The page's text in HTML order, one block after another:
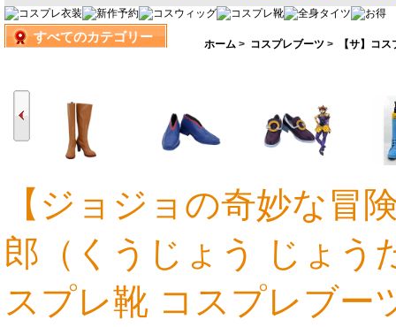
娘すべてのカテゴリー ホーム > コスプレブーツ > 【サ】コ
10,524円 9,082円 9,082円
【ジョジョの奇妙な冒
郎（くうじょう じょ
スプレ靴 コスプレブー